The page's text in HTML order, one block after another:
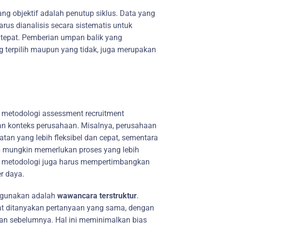
objektif adalah penutup siklus. Data yang
dianalisis secara sistematis untuk
Pemberian umpan balik yang
terpilih maupun yang tidak, juga merupakan
assessment recruitment
konteks perusahaan. Misalnya, perusahaan
yang lebih fleksibel dan cepat, sementara
memerlukan proses yang lebih
juga harus mempertimbangkan
daya.
adalah wawancara terstruktur.
ditanyakan pertanyaan yang sama, dengan
sebelumnya. Hal ini meminimalkan bias